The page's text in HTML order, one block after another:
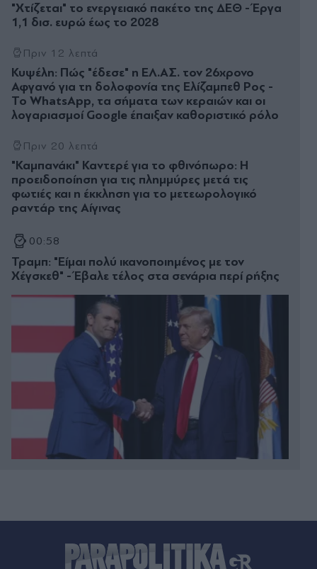
"Χτίζεται" το ενεργειακό πακέτο της ΔΕΘ - Έργα
1,1 δισ. ευρώ έως το 2028
Πριν 12 λεπτά
Κυψέλη: Πώς "έδεσε" η ΕΛ.ΑΣ. τον 26χρονο
Αφγανό για τη δολοφονία της Ελίζαμπεθ Ρος -
Το WhatsApp, τα σήματα των κεραιών και οι
λογαριασμοί Google έπαιξαν καθοριστικό ρόλο
Πριν 20 λεπτά
"Καμπανάκι" Καντερέ για το φθινόπωρο: Η
προειδοποίηση για τις πλημμύρες μετά τις
φωτιές και η έκκληση για το μετεωρολογικό
ραντάρ της Αίγινας
00:58
Τραμπ: "Είμαι πολύ ικανοποιημένος με τον
Χέγσκεθ" - Έβαλε τέλος στα σενάρια περί ρήξης
πτώση από τη γέφυρα